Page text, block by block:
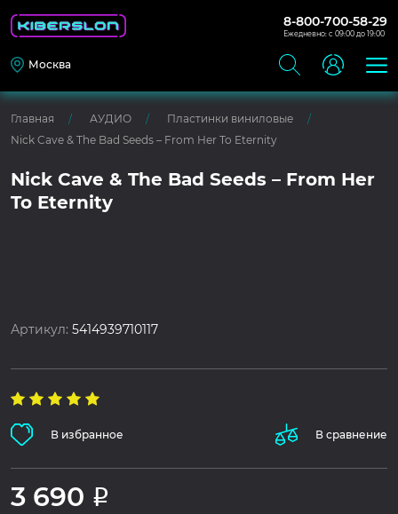
8-800-700-58-29
Ежедневно: с 09:00 до 19:00
Москва
Главная АУДИО
Пластинки виниловые
Nick Cave & The Bad Seeds – From Her To Eternity
Nick Cave & The Bad Seeds – From Her
To Eternity
Артикул:5414939710117
В избранное В сравнение
3 690 Р